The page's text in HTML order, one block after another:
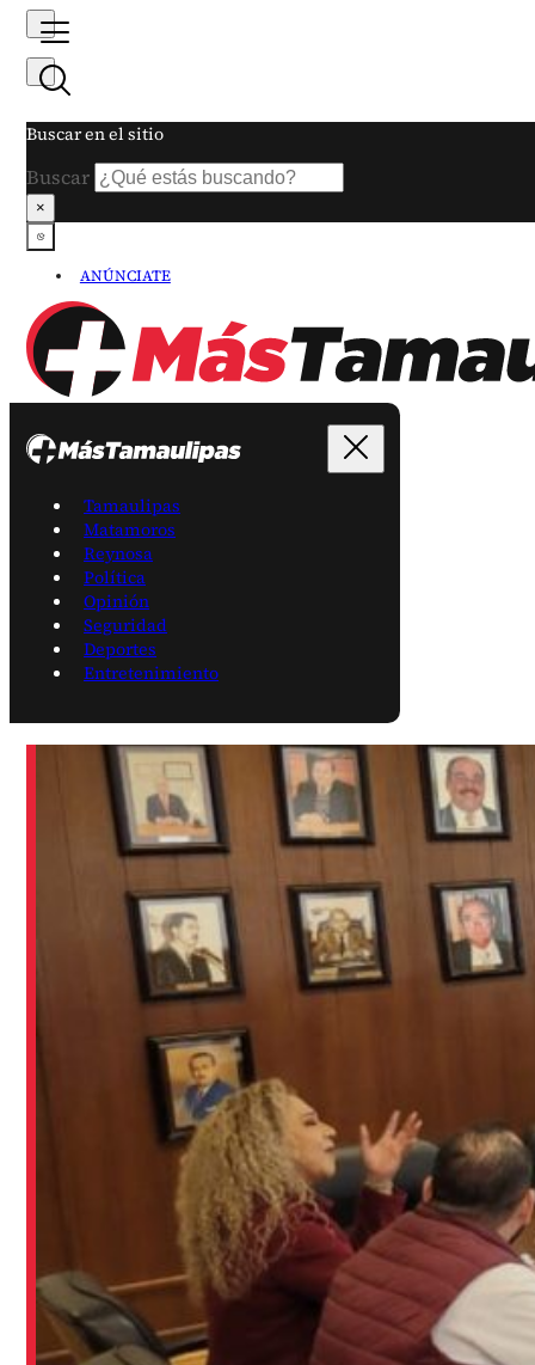
Buscar en el sitio
Buscar
×
ANÚNCIATE
Tamaulipas
Matamoros
Reynosa
Política
Opinión
Seguridad
Deportes
Entretenimiento